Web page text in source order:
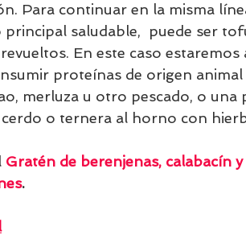
Para continuar en la misma
saludable,  puede ser
En este caso estaremos
proteínas de origen animal
merluza u otro pescado, o una
o ternera al horno con
Gratén de berenjenas, calabacín
.